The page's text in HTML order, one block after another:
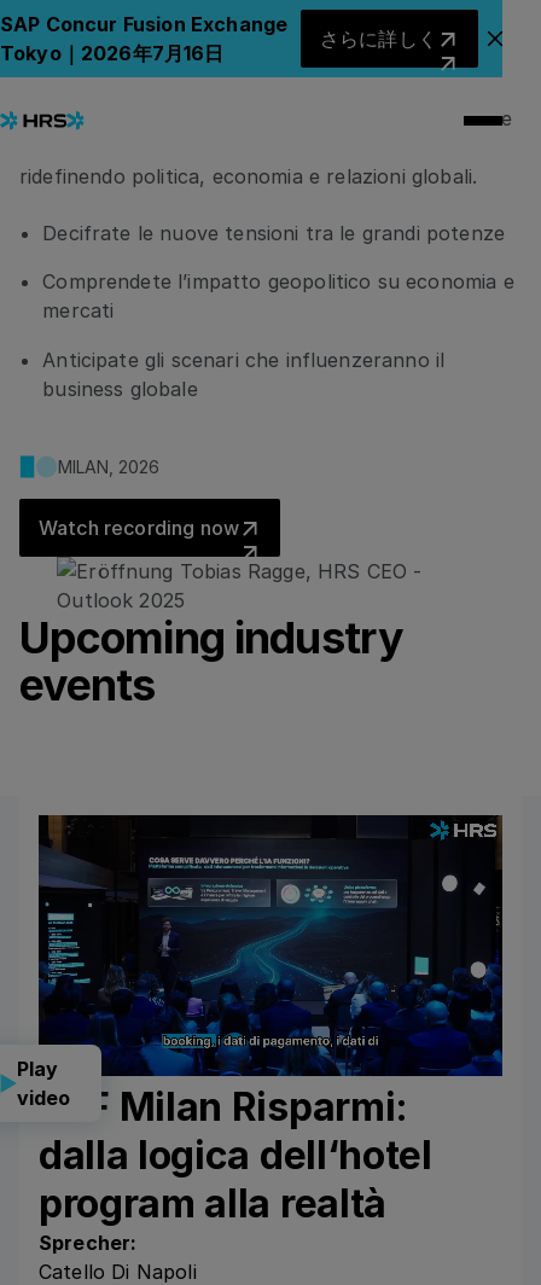
SAP Concur Fusion Exchange
Tokyo｜2026年7月16日
さらに詳しく
ア
Il mondo nel 2026. Tra Stati
Uniti, Cina e Iran
Dario Fabbri analizzerà gli scenari internazionali e le
ridefinendo politica, economia e relazioni globali.
Decifrate le nuove tensioni tra le grandi potenze
Comprendete l’impatto geopolitico su economia e
mercati
Anticipate gli scenari che influenzeranno il
business globale
MILAN, 2026
Watch recording now
Watch recording now
Upcoming industry
events
Play
video
CLF Milan Risparmi:
dalla logica dell‘hotel
program alla realtà
Sprecher:
Catello Di Napoli